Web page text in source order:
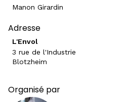
Manon Girardin
Adresse
L'Envol
3 rue de l'Industrie
Blotzheim
Organisé par